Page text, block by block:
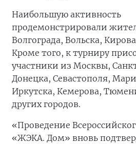
Наибольшую активность
продемонстрировали
Волгограда, Вольска,
Кроме того, к турниру
участники из Москвы,
Донецка, Севастополя,
Иркутска, Кемерова,
других городов.
«Проведение
«ЖЭКА. Дом» вновь